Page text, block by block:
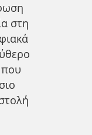
στη